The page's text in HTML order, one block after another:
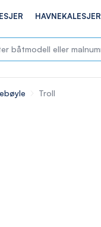
HAVNEKALESJER
Troll